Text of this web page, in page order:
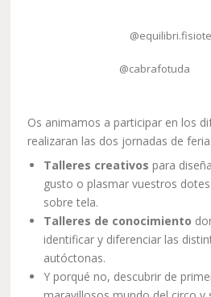
@cabrafotuda
Os animamos a participar en los
realizaran las dos jornadas de feria.
Talleres creativos para
gusto o plasmar vuestros
sobre tela.
Talleres de conocimiento
identificar y diferenciar las
autóctonas.
Y porqué no, descubrir de